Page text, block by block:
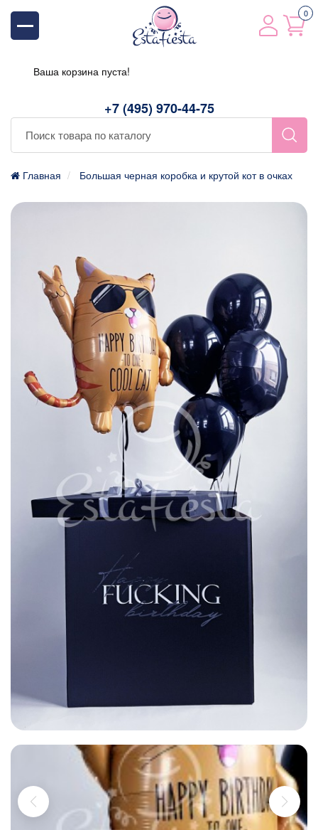
+7 (495) 970-44-75
0
Ваша корзина пуста!
Главная Большая черная коробка и крутой кот в очках